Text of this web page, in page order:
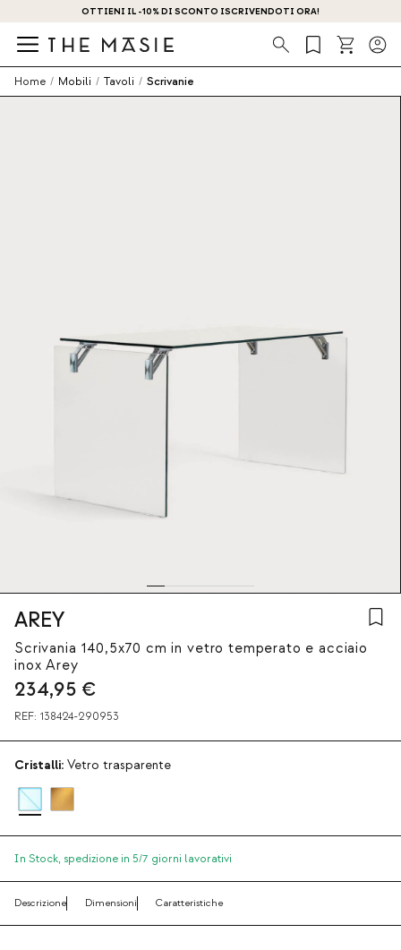
OTTIENI IL -10% DI SCONTO ISCRIVENDOTI ORA!
Ricerca
Home / Mobili / Tavoli / Scrivanie
AREY
Scrivania 140,5x70 cm in vetro temperato e acciaio
inox Arey
234,95 €
REF: 138424-290953
Cristalli: Vetro trasparente
In Stock, spedizione in 5/7 giorni lavorativi
Descrizione Dimensioni Caratteristiche